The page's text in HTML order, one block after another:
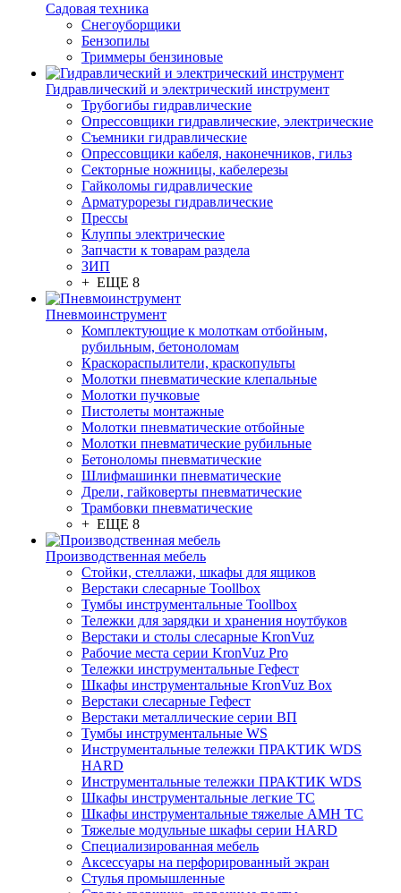
Садовая техника
Снегоуборщики
Бензопилы
Триммеры бензиновые
Гидравлический и электрический инструмент
Трубогибы гидравлические
Опрессовщики гидравлические, электрические
Съемники гидравлические
Опрессовщики кабеля, наконечников, гильз
Секторные ножницы, кабелерезы
Гайколомы гидравлические
Арматурорезы гидравлические
Прессы
Клуппы электрические
Запчасти к товарам раздела
ЗИП
+ ЕЩЕ 8
Пневмоинструмент
Комплектующие к молоткам отбойным,
рубильным, бетоноломам
Краскораспылители, краскопульты
Молотки пневматические клепальные
Молотки пучковые
Пистолеты монтажные
Молотки пневматические отбойные
Молотки пневматические рубильные
Бетоноломы пневматические
Шлифмашинки пневматические
Дрели, гайковерты пневматические
Трамбовки пневматические
+ ЕЩЕ 8
Производственная мебель
Стойки, стеллажи, шкафы для ящиков
Верстаки слесарные Toollbox
Тумбы инструментальные Toollbox
Тележки для зарядки и хранения ноутбуков
Верстаки и столы слесарные KronVuz
Рабочие места серии KronVuz Pro
Тележки инструментальные Гефест
Шкафы инструментальные KronVuz Box
Верстаки слесарные Гефест
Верстаки металлические серии ВП
Тумбы инструментальные WS
Инструментальные тележки ПРАКТИК WDS
HARD
Инструментальные тележки ПРАКТИК WDS
Шкафы инструментальные легкие ТС
Шкафы инструментальные тяжелые AMH TC
Тяжелые модульные шкафы серии HARD
Cпециализированная мебель
Аксессуары на перфорированный экран
Стулья промышленные